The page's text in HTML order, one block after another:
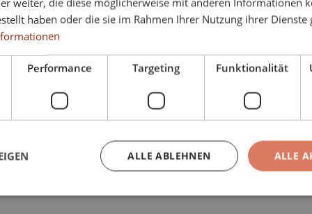
es unseren Reiseexperten, Ihnen ein auf Ihre
zu unterbreiten. Es ist kostenlos und unverbindlich.
unverbindlich.
haben oder die sie im Rahmen Ihrer Nutzung ihrer Dienste
Performance Targeting Funktionalität
ALLE
ALLE ABLEHNEN